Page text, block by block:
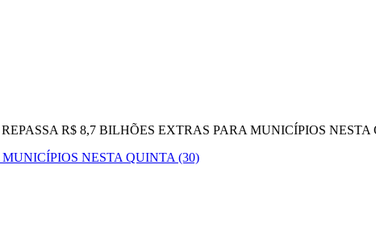
R$ 8,7 BILHÕES EXTRAS PARA MUNICÍPIOS NESTA
NESTA QUINTA (30)